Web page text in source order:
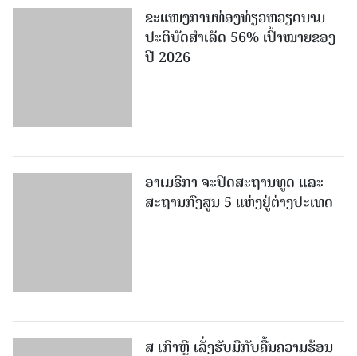
ຂະ​ແໜງ​ການ​ທ່ອງ​ທ່ຽວຫວຽດນາມ ​
ປະ​ຕິ​ບັດ​ສຳ​ເລັດ 56% ເປົ້າ​ໝາຍຂອງ
ປີ 2026
ອາເມຣິກາ ຈະປິດສະຖານທູດ ແ​ລະ
ສະຖານກົງສູນ 5 ແຫ່ງ​ຢູ່​ຕ່າງ​ປະ​ເທດ
ສ ເກົາຫຼີ ເລັ່ງຮັບມືກັບຄື້ນຄວາມຮ້ອນ